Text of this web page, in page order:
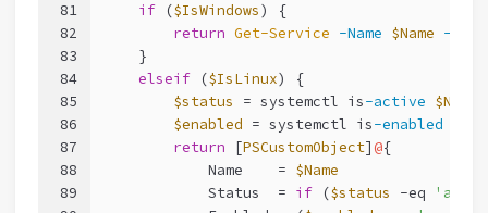
81
82
83
84
85
86
87
88
89
if ($IsWindows) {
return Get-Service -Name $Name -
    }
elseif ($IsLinux) {
$status = systemctl is-active $Name
$enabled = systemctl is-enabled
return [PSCustomObject] @{
            Name    =
$Name
            Status  =
if ($status -eq